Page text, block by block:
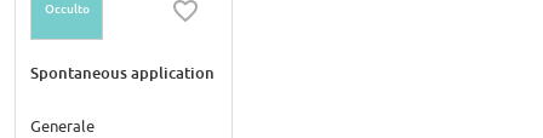
Occulto
Spontaneous application
Generale